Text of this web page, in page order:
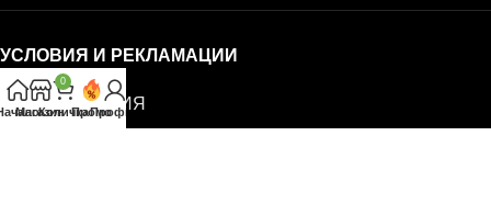
УСЛОВИЯ И РЕКЛАМАЦИИ
ОБЩИ УСЛОВИЯ
Магазин
0
КоличкаПромоПрофил